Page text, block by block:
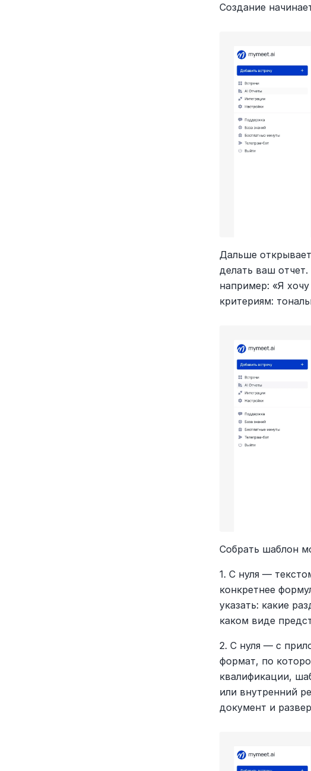
Создание
Дальше
делать ваш
например: «Я
критериям:
Собрать шаблон
1. С нуля —
конкретнее
указать: какие
каком виде
2. С нуля — с
формат, по
квалификации,
или внутренний
документ и